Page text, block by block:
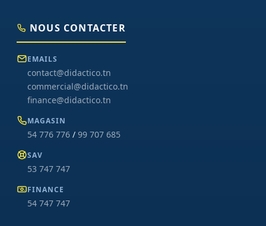
NOUS CONTACTER
EMAILS
contact@didactico.tn
commercial@didactico.tn
finance@didactico.tn
MAGASIN
54 776 776 / 99 707 685
SAV
53 747 747
FINANCE
54 747 747